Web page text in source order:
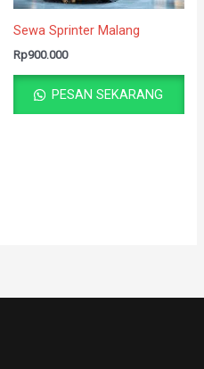
Sewa Sprinter Malang
Rp900.000
PESAN SEKARANG